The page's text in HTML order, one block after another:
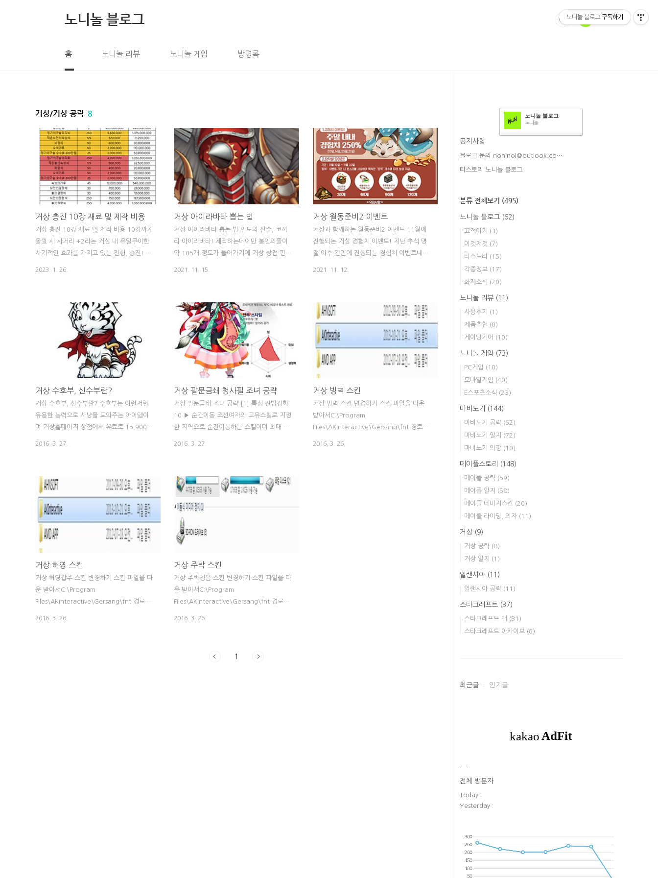
노니놀 블로그
홈 노니놀 리뷰 노니놀 게임 방명록
거상/거상 공략 8
거상 층진 10강 재료 및 제작 비용
거상 층진 10강 재료 및 제작 비용 10강까지
올릴 시 사거리 +2라는 거상 내 유일무이한
사기적인 효과를 가지고 있는 진형, 층진! 이
니다. 층진 제작부터 10강까지 필요한 재료
와 비용은 위와 같습니다. 정기의구슬(雷)와
정기의구슬(火)를 각각 25개씩 만드는 비용
과 불의정령석, 힘의근원 정도가 가장 많은
비용이 들어가는 핵심 재료라고 볼 수 있으
며, '나는 쩐을 충전해서 일시불로 한번에 긁
재료를 한꺼번에 구매하시면 되겠습니다. 80
억 지전이 넘는 돈으로 억당 현금 3,000원으
로 잡으면 24만..
2023. 1. 26.
거상 아이라바타 뽑는 법
거상 아이라바타 뽑는 법 인도의 신수, 코끼
리 아이라바타! 제작하는데에만 봉인의돌이
약 105개 정도가 들어가기에 거상 상점 판매
는 귀한 몸입니다. 아이라바타를 고용하기 위
해서는 다른 신수(기린, 백호, 주작, 현무, 청
룡)를 뽑을 때와 동일하게 *100의 신용등급
이 필요하며, 이전 단계에서는 국적이 관계없
지만 최종적으로 티아메트+황소인간+수색병
을 합칠 때에는, 국적이 *인도 국적이어야만
필요한 재료들을 알아볼까요? ※ 상급 전직
몬스터(티아메트, 황소인간, 수색병)는 거래
가 불가능합니..
2021. 11. 15.
거상 월동준비2 이벤트
거상과 함께하는 월동준비2 이벤트 11월에
진행되는 거상 경험치 이벤트! 지난 추석 명
절 이후 간만에 진행되는 경험치 이벤트네요
누적 개수에 따라 보상을 지급하는데요 장작
은 거상 내 모든 몬스터가 드랍하며, 몬스터
등급에 따라 차등(더 강한 몬스터일수록 드랍
율 상승)은 있지만 *대략적인 드랍율은 1시
간당 1개 정도입니다. 보상은 최종 장작 개수
에 따라 1종만 받게 되며, 90개를 모으면 환
수 있는 환수유물상자를, 120개를 모으면 무
려 치우천왕반지(백호서버 기준 시세 ..
2021. 11. 12.
거상 수호부, 신수부란?
거상 수호부, 신수부란? 수호부는 이런저런
유용한 능력으로 사냥을 도와주는 아이템이
며 거상홈페이지 상점에서 유료로 15,900원
효과를 자세히 살펴보자 수호부(자) - 20마리
의 쥐가 나타나 도와준다.수호부(해) - 1마리
의 돼지가 나타나 적을 삼킨다.수호부(인) - 3
개의 호랑이 미사일이 나타나 적에게 날아간
다. 효과만 읽어봐도 알 수 있듯이3개의 수호
부 모두 잘 쓰이지 않는 비인기 수호부이다.
부(인)- 3마리의 아기백호중에 한마리가 몬스
터를 삼키고 삼켜진 몬스터는 10%의 체력
을 소..
2016. 3. 27.
거상 팔문금쇄 청사필 조녀 공략
거상 팔문금쇄 조녀 공략 [1] 특성 진법강화
10 ▶ 순간이동 조선여자의 고유스킬로 지정
한 지역으로 순간이동하는 스킬이며 최대 3
천하장사 루트하는 조녀들이 찍는 특성으로
무게를 어마어마하게 늘려주는 특성 ▶ 진법
강화 핵심인 팔문금쇄의 데미지를 늘려주는
특성 마스터하게 되면 150%의 데미지 증
가, 30%의 슬로우 효과를 얻는다 [2] 스탯
팔문금쇄는 난사하는 스킬이 아니라 한번씩,
과 장비 마력으로 2~3번 정도 사용할 수 있
는 마력이 된다 그렇기 때문에 스탯은 데미지
증가를 위한 ALL 힘 ..
2016. 3. 27.
거상 빙벽 스킨
거상 빙벽 스킨 변경하기 스킨 파일을 다운
받아서C:\Program
Files\AKInteractive\Gersang\fnt 경로에
2016. 3. 26.
거상 허영 스킨
거상 허영갑주 스킨 변경하기 스킨 파일을 다
운 받아서C:\Program
Files\AKInteractive\Gersang\fnt 경로에
2016. 3. 26.
거상 주박 스킨
거상 주박청음 스킨 변경하기 스킨 파일을 다
운 받아서C:\Program
Files\AKInteractive\Gersang\fnt 경로에
2016. 3. 26.
1
노니놀 블로그
노니놀
공지사항
블로그 문의 noninol@outlook.co⋯
티스토리 노니놀 블로그
분류 전체보기 (495)
노니놀 블로그 (62)
끄적이기
(3)
이것저것 (7)
티스토리
(15)
각종정보 (17)
화제소식 (20)
노니놀 리뷰 (11)
사용후기
(1)
제품추천 (0)
게이밍기어 (10)
노니놀 게임 (73)
PC게임 (10)
모바일게임 (40)
E스포츠소식 (23)
마비노기 (144)
마비노기 공략 (62)
마비노기 일지
(72)
마비노기 의장 (10)
메이플스토리 (148)
메이플 공략 (59)
메이플 일지
(58)
메이플 데미지스킨 (20)
메이플 라이딩, 의자 (11)
거상 (9)
거상 공략 (8)
거상 일지
(1)
일랜시아 (11)
일랜시아 공략 (11)
스타크래프트 (37)
스타크래프트 맵 (31)
스타크래프트 아카이브 (6)
최근글 인기글
전체 방문자
Today :
Yesterday :
노니놀 블로그 구독하기